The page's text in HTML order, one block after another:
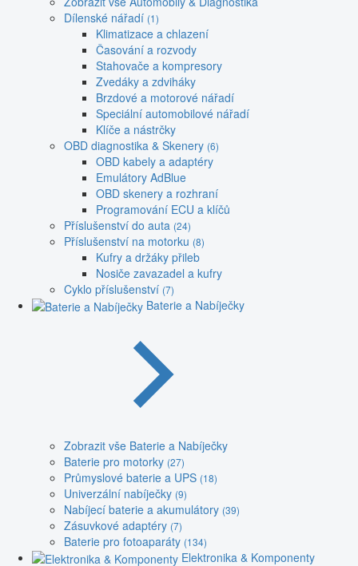
Dílenské nářadí (1)
Klimatizace a chlazení
Časování a rozvody
Stahovače a kompresory
Zvedáky a zdviháky
Brzdové a motorové nářadí
Speciální automobilové nářadí
Klíče a nástrčky
OBD diagnostika & Skenery (6)
OBD kabely a adaptéry
Emulátory AdBlue
OBD skenery a rozhraní
Programování ECU a klíčů
Příslušenství do auta (24)
Příslušenství na motorku (8)
Kufry a držáky přileb
Nosiče zavazadel a kufry
Cyklo příslušenství (7)
Baterie a Nabíječky
Zobrazit vše Baterie a Nabíječky
Baterie pro motorky (27)
Průmyslové baterie a UPS (18)
Univerzální nabíječky (9)
Nabíjecí baterie a akumulátory (39)
Zásuvkové adaptéry (7)
Baterie pro fotoaparáty (134)
Elektronika & Komponenty